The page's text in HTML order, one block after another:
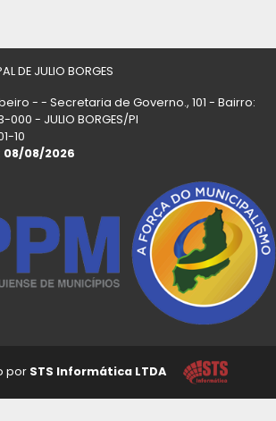
DE JULIO BORGES
- - Secretaria de Governo., 101 - Bairro:
- JULIO BORGES/PI
10
08/08/2026
por STS Informática LTDA